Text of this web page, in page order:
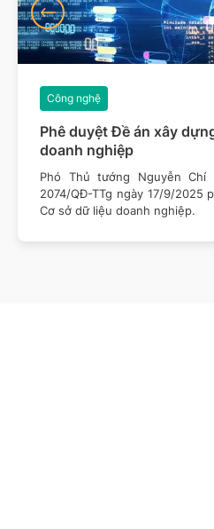
Phê duyệt Đề án xây
doanh nghiệp
Công nghệ
Phó Thủ tướng Nguyễn
2074/QĐ-TTg ngày 17/9/2025
Cơ sở dữ liệu doanh nghiệp.